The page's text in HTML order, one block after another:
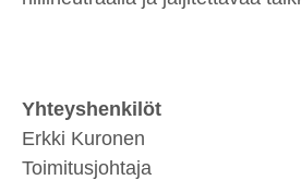
Yhteyshenkilöt
Erkki Kuronen
Toimitusjohtaja